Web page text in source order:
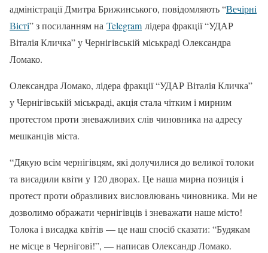
адміністрації Дмитра Брижинського, повідомляють “Вечірні
Вісті” з посиланням на Telegramлідера фракції “УДАР
Віталія Кличка” у Чернігівській міськраді Олександра
Ломако.
Олександра Ломако, лідера фракції “УДАР Віталія Кличка”
у Чернігівській міськраді, акція стала чітким і мирним
протестом проти зневажливих слів чиновника на адресу
мешканців міста.
“Дякую всім чернігівцям, які долучилися до великої толоки
та висадили квіти у 120 дворах. Це наша мирна позиція і
протест проти образливих висловлювань чиновника. Ми не
дозволимо ображати чернігівців і зневажати наше місто!
Толока і висадка квітів — це наш спосіб сказати: “Будякам
не місце в Чернігові!”, — написав Олександр Ломако.